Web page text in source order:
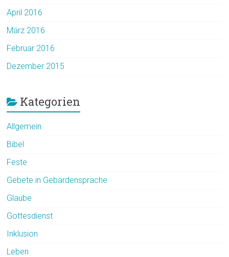
April 2016
März 2016
Februar 2016
Dezember 2015
Kategorien
Allgemein
Bibel
Feste
Gebete in Gebärdensprache
Glaube
Gottesdienst
Inklusion
Leben